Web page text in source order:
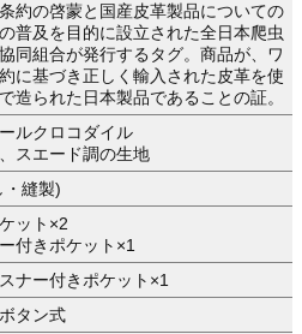
約の啓蒙と国産皮革製品についての
普及を目的に設立された全日本爬虫
同組合が発行するタグ。商品が、ワ
に基づき正しく輸入された皮革を使
造られた日本製品であることの証。
ルクロコダイル
スエード調の生地
・縫製)
ット×2
付きポケット×1
ナー付きポケット×1
タン式